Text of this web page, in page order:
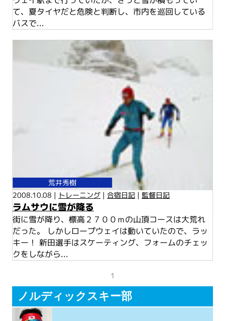
て、夏タイヤだと危険と判断し、市内を巡回している
バスで...
荒井秀樹
2008.10.08 | トレーニング | 合宿日記 | 監督日記
ラムサウに雪が降る
街に雪が降り、標高２７００ｍの山頂コースは大荒れ
だった。 しかしロープウェイは動いていたので、ラッ
キー！ 新田選手はスケーティング、フォームのチェッ
クをしながら...
1
ノルディックスキー部